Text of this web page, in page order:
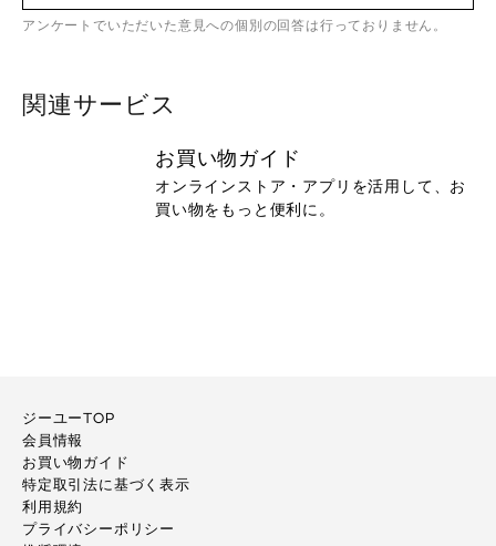
アンケートでいただいた意見への個別の回答は行っておりません。
関連サービス
お買い物ガイド
オンラインストア・アプリを活用して、お
買い物をもっと便利に。
ジーユーTOP
会員情報
お買い物ガイド
特定取引法に基づく表示
利用規約
プライバシーポリシー